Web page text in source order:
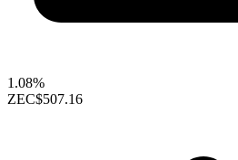
1.08%
ZEC$507.16